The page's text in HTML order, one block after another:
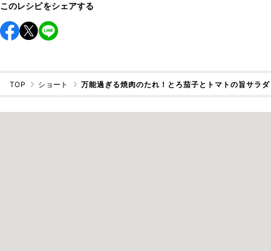
このレシピをシェアする
TOP ショート 万能過ぎる焼肉のたれ！とろ茄子とトマトの旨サラダ